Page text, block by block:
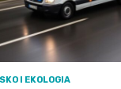
I EKOLOGIA